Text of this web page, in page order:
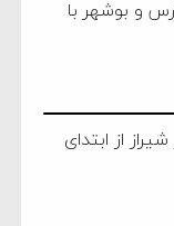
و بوشهر با
شیراز از ابتدای